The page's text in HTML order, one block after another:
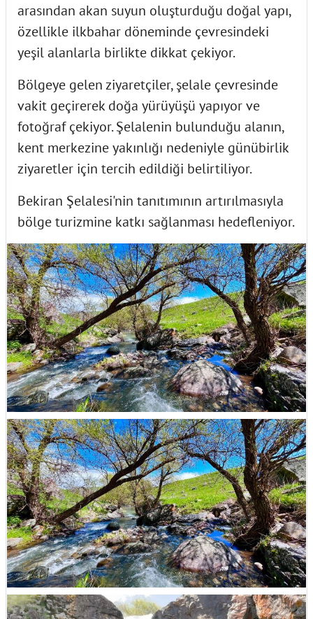
arasından akan suyun oluşturduğu doğal yapı,
özellikle ilkbahar döneminde çevresindeki
yeşil alanlarla birlikte dikkat çekiyor.
Bölgeye gelen ziyaretçiler, şelale çevresinde
vakit geçirerek doğa yürüyüşü yapıyor ve
fotoğraf çekiyor. Şelalenin bulunduğu alanın,
kent merkezine yakınlığı nedeniyle günübirlik
ziyaretler için tercih edildiği belirtiliyor.
Bekiran Şelalesi'nin tanıtımının artırılmasıyla
bölge turizmine katkı sağlanması hedefleniyor.